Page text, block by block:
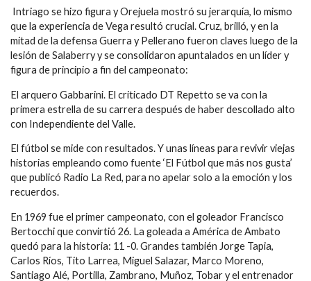
Intriago se hizo figura y Orejuela mostró su jerarquía, lo mismo
que la experiencia de Vega resultó crucial. Cruz, brilló, y en la
mitad de la defensa Guerra y Pellerano fueron claves luego de la
lesión de Salaberry y se consolidaron apuntalados en un líder y
figura de principio a fin del campeonato:
El arquero Gabbarini. El criticado DT Repetto se va con la
primera estrella de su carrera después de haber descollado alto
con Independiente del Valle.
El fútbol se mide con resultados. Y unas líneas para revivir viejas
historias empleando como fuente ‘El Fútbol que más nos gusta’
que publicó Radio La Red, para no apelar solo a la emoción y los
recuerdos.
En 1969 fue el primer campeonato, con el goleador Francisco
Bertocchi que convirtió 26. La goleada a América de Ambato
quedó para la historia: 11 -0. Grandes también Jorge Tapia,
Carlos Ríos, Tito Larrea, Miguel Salazar, Marco Moreno,
Santiago Alé, Portilla, Zambrano, Muñoz, Tobar y el entrenador